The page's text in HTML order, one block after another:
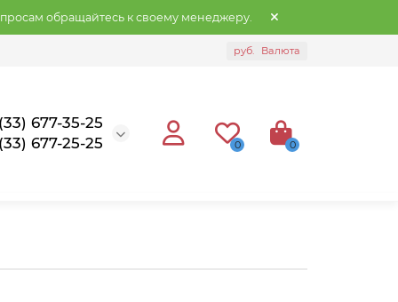
обращайтесь к своему менеджеру.
руб. Валюта
677-35-25
677-25-25
0 0